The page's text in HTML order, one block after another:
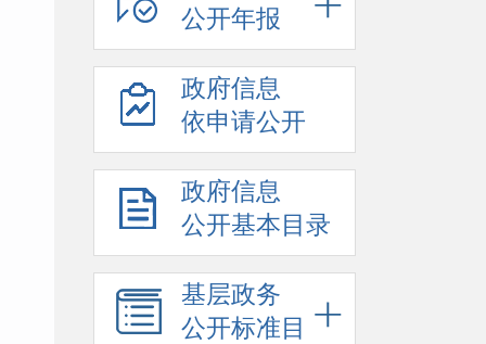
公开年报
政府信息
依申请公开
政府信息
公开基本目录
基层政务
公开标准目